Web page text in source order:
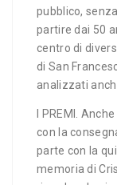
pubblico,
partire dai 50
centro di
di San
analizzati
I PREMI.
con la
parte con la
memoria di